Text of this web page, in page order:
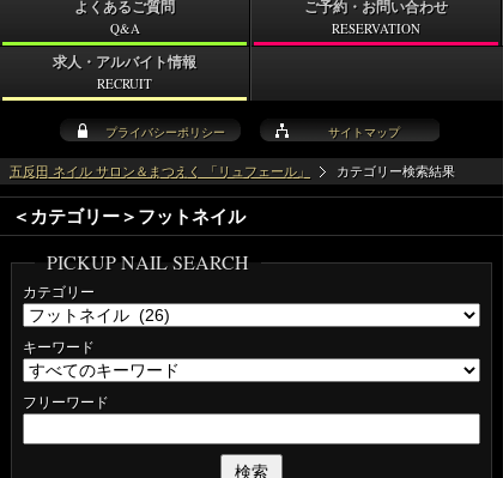
五反田 ネイル サロン＆まつえく 「リュフェール」 カテゴリー検索結果
＜カテゴリー＞フットネイル
PICKUP NAIL SEARCH
カテゴリー
キーワード
フリーワード
プライバシーポリシー サイトマップ
よくあるご質問
Q&A
ご予約・お問い合わせ
RESERVATION
求人・アルバイト情報
RECRUIT